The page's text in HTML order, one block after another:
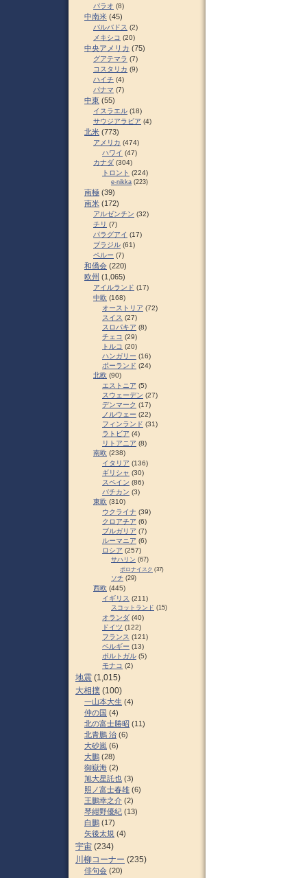
パラオ (8)
中南米 (45)
バルバドス (2)
メキシコ (20)
中央アメリカ (75)
グアテマラ (7)
コスタリカ (9)
ハイチ (4)
パナマ (7)
中東 (55)
イスラエル (18)
サウジアラビア (4)
北米 (773)
アメリカ (474)
ハワイ (47)
カナダ (304)
トロント (224)
e-nikka (223)
南極 (39)
南米 (172)
アルゼンチン (32)
チリ (7)
パラグアイ (17)
ブラジル (61)
ペルー (7)
和僑会 (220)
欧州 (1,065)
アイルランド (17)
中欧 (168)
オーストリア (72)
スイス (27)
スロパキア (8)
チェコ (29)
トルコ (20)
ハンガリー (16)
ポーランド (24)
北欧 (90)
エストニア (5)
スウェーデン (27)
デンマーク (17)
ノルウェー (22)
フィンランド (31)
ラトビア (4)
リトアニア (8)
南欧 (238)
イタリア (136)
ギリシャ (30)
スペイン (86)
バチカン (3)
東欧 (310)
ウクライナ (39)
クロアチア (6)
ブルガリア (7)
ルーマニア (6)
ロシア (257)
サハリン (67)
ポロナイスク (37)
ソチ (29)
西欧 (445)
イギリス (211)
スコットランド (15)
オランダ (40)
ドイツ (122)
フランス (121)
ベルギー (13)
ポルトガル (5)
モナコ (2)
地震 (1,015)
大相撲 (100)
一山本大生 (4)
仲の国 (4)
北の富士勝昭 (11)
北青鵬 治 (6)
大砂嵐 (6)
大鵬 (28)
御嶽海 (2)
旭大星託也 (3)
照ノ富士春雄 (6)
王鵬幸之介 (2)
琴紺野優紀 (13)
白鵬 (17)
矢後太規 (4)
宇宙 (234)
川柳コーナー (235)
俳句会 (20)